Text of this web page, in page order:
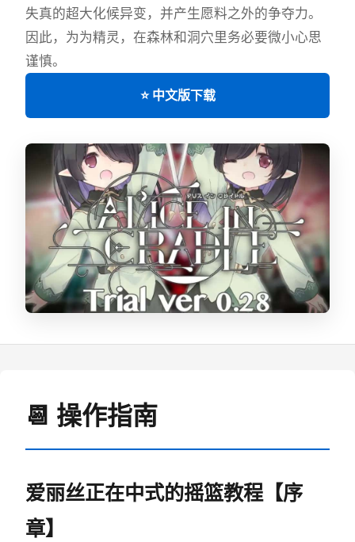
失真的超大化候异变，并产生愿料之外的争夺力。
因此，为为精灵，在森林和洞穴里务必要微小心思
谨慎。
⭐ 中文版下载
📆 操作指南
爱丽丝正在中式的摇篮教程【序
章】